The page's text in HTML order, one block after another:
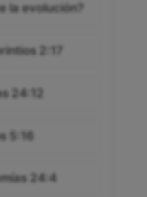
la evolución?
2:17
24:12
5:16
24:4